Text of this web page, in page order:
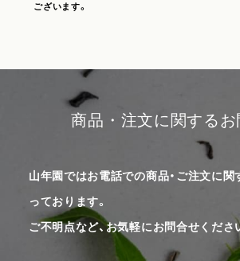
ございます。
商品・注文に関する
山年園ではお電話での商品・ご注文に関
っております。
ご不明点など、お気軽にお問合せくださ